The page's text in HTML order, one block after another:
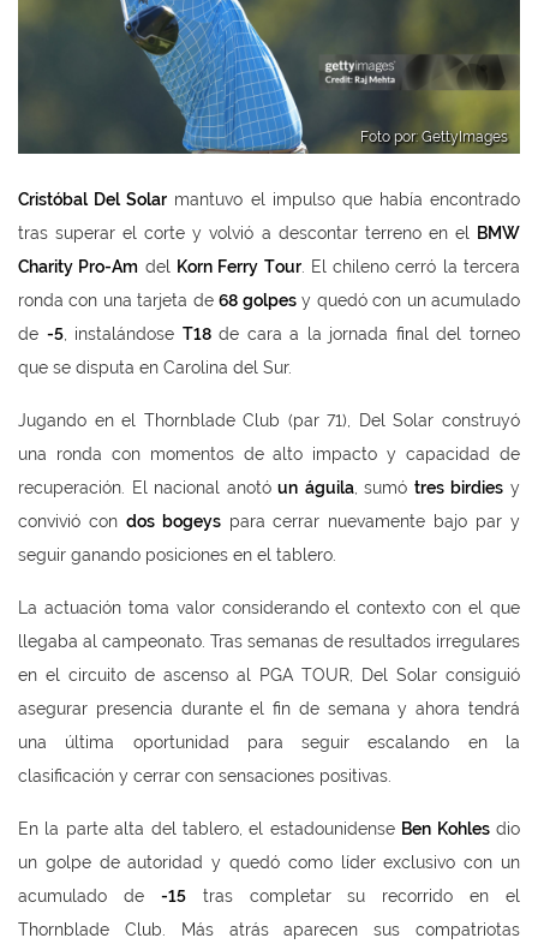
Foto por: GettyImages
Cristóbal Del Solar mantuvo el impulso que había encontrado
tras superar el corte y volvió a descontar terreno en el BMW
Charity Pro-Am del Korn Ferry Tour. El chileno cerró la tercera
ronda con una tarjeta de68 golpesy quedó con un acumulado
de -5, instalándose T18de cara a la jornada final del torneo
que se disputa en Carolina del Sur.
Jugando en el Thornblade Club (par 71), Del Solar construyó
una ronda con momentos de alto impacto y capacidad de
recuperación. El nacional anotóun águila, sumó tres birdies y
convivió con dos bogeyspara cerrar nuevamente bajo par y
seguir ganando posiciones en el tablero.
La actuación toma valor considerando el contexto con el que
llegaba al campeonato. Tras semanas de resultados irregulares
en el circuito de ascenso al PGA TOUR, Del Solar consiguió
asegurar presencia durante el fin de semana y ahora tendrá
una última oportunidad para seguir escalando en la
clasificación y cerrar con sensaciones positivas.
En la parte alta del tablero, el estadounidense Ben Kohlesdio
un golpe de autoridad y quedó como líder exclusivo con un
acumulado de -15tras completar su recorrido en el
Thornblade Club. Más atrás aparecen sus compatriotas